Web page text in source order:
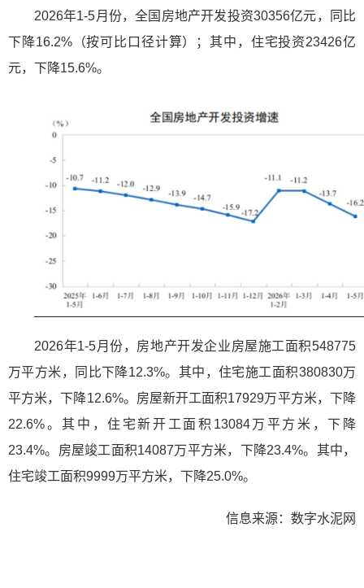
2026年1-5月份，全国房地产开发投资30356亿元，同比
下降16.2%（按可比口径计算）；其中，住宅投资23426亿
元，下降15.6%。
2026年1-5月份，房地产开发企业房屋施工面积548775
万平方米，同比下降12.3%。其中，住宅施工面积380830万
平方米，下降12.6%。房屋新开工面积17929万平方米，下降
22.6%。其中，住宅新开工面积13084万平方米，下降
23.4%。房屋竣工面积14087万平方米，下降23.4%。其中，
住宅竣工面积9999万平方米，下降25.0%。
信息来源：数字水泥网